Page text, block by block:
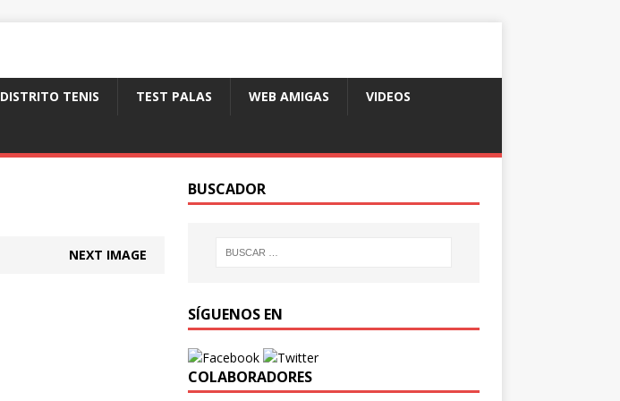
DISTRITO TENIS TEST PALAS WEB AMIGAS VIDEOS
NEXT IMAGE
BUSCADOR
SÍGUENOS EN
COLABORADORES